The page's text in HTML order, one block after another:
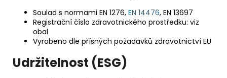
Soulad s normami EN 1276, EN 14476, EN 13697
Registrační číslo zdravotnického prostředku: viz
obal
Vyrobeno dle přísných požadavků zdravotnictví EU
Udržitelnost (ESG)